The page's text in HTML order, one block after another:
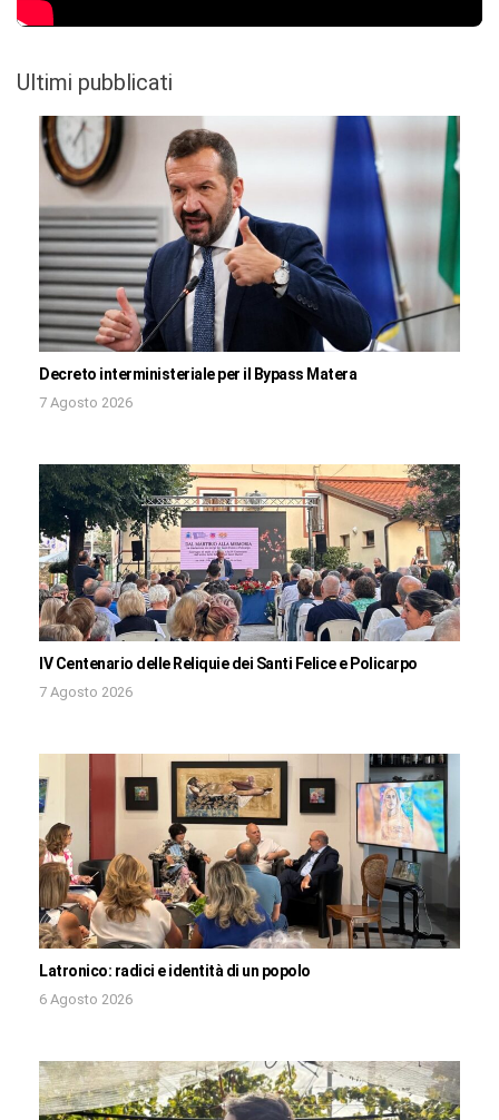
Ultimi pubblicati
Decreto interministeriale per il Bypass Matera
7 Agosto 2026
IV Centenario delle Reliquie dei Santi Felice e Policarpo
7 Agosto 2026
Latronico: radici e identità di un popolo
6 Agosto 2026